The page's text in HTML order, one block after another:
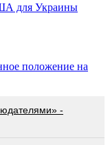
для Украины
положение на
-